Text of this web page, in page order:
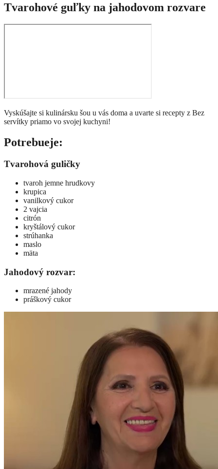
Tvarohové guľky na jahodovom rozvare
Vyskúšajte si kulinársku šou u vás doma a uvarte si recepty z Bez
servítky priamo vo svojej kuchyni!
Potrebueje:
Tvarohová guličky
tvaroh jemne hrudkovy
krupica
vanilkový cukor
2 vajcia
citrón
kryštálový cukor
strúhanka
maslo
mäta
Jahodový rozvar:
mrazené jahody
práškový cukor